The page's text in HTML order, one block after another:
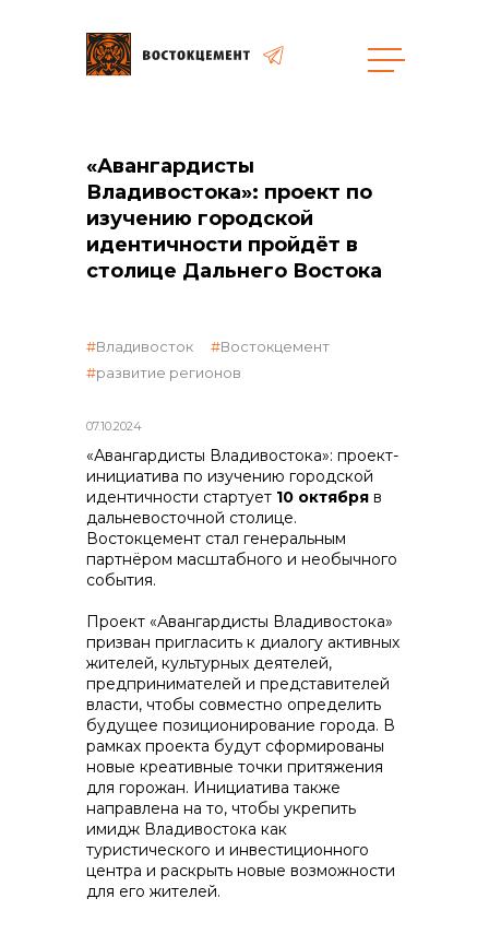
общая информация
реализация неликвидов
контакты отдела закупок
Контакты
«Авангардисты
Владивостока»: проект по
изучению городской
идентичности пройдёт в
столице Дальнего Востока
07.10.2024
Владивосток
Востокцемент
развитие регионов
«Авангардисты Владивостока»: проект-
инициатива по изучению городской
идентичности стартует 10 октября в
дальневосточной столице.
Востокцемент стал генеральным
партнёром масштабного и необычного
события.
Проект «Авангардисты Владивостока»
призван пригласить к диалогу активных
жителей, культурных деятелей,
предпринимателей и представителей
власти, чтобы совместно определить
будущее позиционирование города. В
рамках проекта будут сформированы
новые креативные точки притяжения
для горожан. Инициатива также
направлена на то, чтобы укрепить
имидж Владивостока как
туристического и инвестиционного
центра и раскрыть новые возможности
для его жителей.